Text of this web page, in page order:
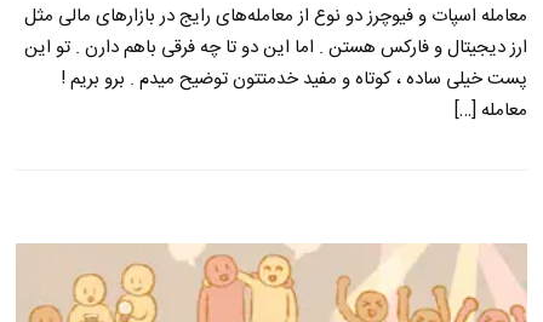
معامله اسپات و فیوچرز دو نوع از معامله‌های رایج در بازارهای مالی مثل
ارز دیجیتال و فارکس هستن . اما این دو تا چه فرقی باهم دارن . تو این
پست خیلی ساده ، کوتاه و مفید خدمتتون توضیح میدم . برو بریم !
معامله […]